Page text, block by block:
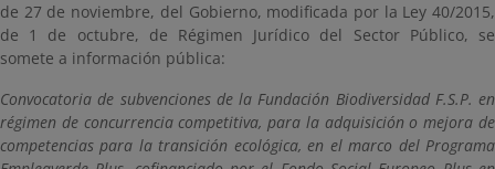
de 27 de noviembre, del Gobierno, modificada por la Ley 40/2015,
de 1 de octubre, de Régimen Jurídico del Sector Público, se
somete a información pública:
Convocatoria de subvenciones de la Fundación Biodiversidad F.S.P. en
régimen de concurrencia competitiva, para la adquisición o mejora de
competencias para la transición ecológica, en el marco del Programa